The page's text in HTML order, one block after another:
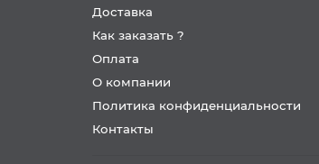
Доставка
Как заказать ?
Оплата
О компании
Политика конфиденциальности
Контакты